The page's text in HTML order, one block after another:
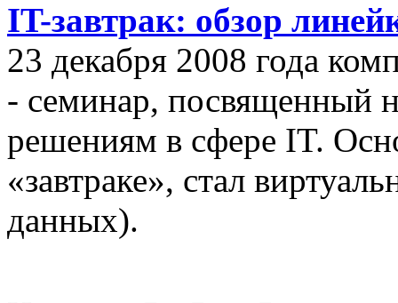
IT-завтрак: обзор
23 декабря 2008 года
- семинар, посвященный
решениям в сфере IT.
«завтраке», стал
данных).